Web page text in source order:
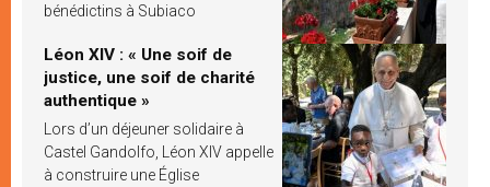
bénédictins à Subiaco
Léon XIV : « Une soif de
justice, une soif de charité
authentique »
Lors d’un déjeuner solidaire à
Castel Gandolfo, Léon XIV appelle
à construire une Église